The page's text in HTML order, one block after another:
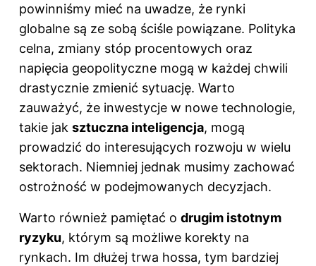
powinniśmy mieć na uwadze, że rynki
globalne są ze sobą ściśle powiązane. Polityka
celna, zmiany stóp procentowych oraz
napięcia geopolityczne mogą w każdej chwili
drastycznie zmienić sytuację. Warto
zauważyć, że inwestycje w nowe technologie,
takie jak sztuczna inteligencja, mogą
prowadzić do interesujących rozwoju w wielu
sektorach. Niemniej jednak musimy zachować
ostrożność w podejmowanych decyzjach.
Warto również pamiętać o drugim istotnym
ryzyku, którym są możliwe korekty na
rynkach. Im dłużej trwa hossa, tym bardziej